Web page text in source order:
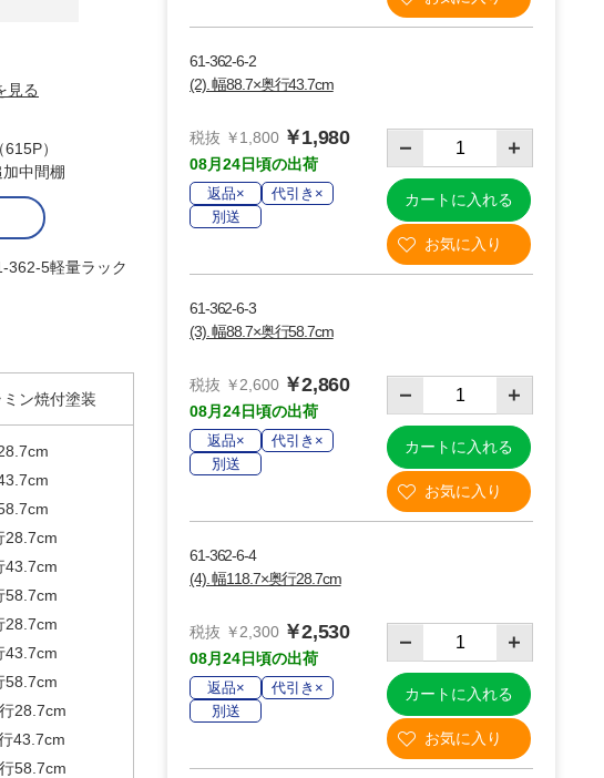
(1)幅88.7×奥行28.7cm
見る
）
中間棚
362-5軽量ラック
ン焼付塗装
28.7cm
43.7cm
58.7cm
28.7cm
43.7cm
58.7cm
28.7cm
43.7cm
58.7cm
61-362-6-2
(2). 幅88.7×奥行43.7cm
税抜 ￥1,800 ￥1,980
08月24日頃の出荷
返品×
代引き×
別送
カートに入れる
61-362-6-3
(3). 幅88.7×奥行58.7cm
税抜 ￥2,600 ￥2,860
08月24日頃の出荷
返品×
代引き×
別送
カートに入れる
61-362-6-4
(4). 幅118.7×奥行28.7cm
税抜 ￥2,300 ￥2,530
08月24日頃の出荷
返品×
代引き×
別送
カートに入れる